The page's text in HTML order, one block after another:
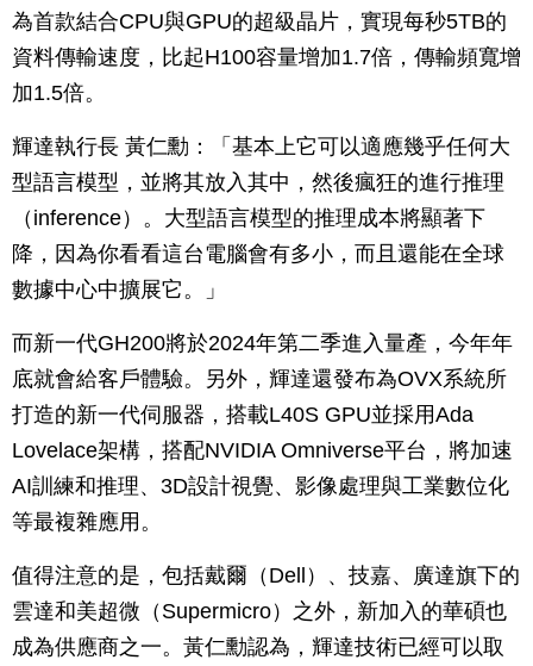
為首款結合CPU與GPU的超級晶片，實現每秒5TB的
資料傳輸速度，比起H100容量增加1.7倍，傳輸頻寬增
加1.5倍。
輝達執行長 黃仁勳：「基本上它可以適應幾乎任何大
型語言模型，並將其放入其中，然後瘋狂的進行推理
（inference）。大型語言模型的推理成本將顯著下
降，因為你看看這台電腦會有多小，而且還能在全球
數據中心中擴展它。」
而新一代GH200將於2024年第二季進入量產，今年年
底就會給客戶體驗。另外，輝達還發布為OVX系統所
打造的新一代伺服器，搭載L40S GPU並採用Ada
Lovelace架構，搭配NVIDIA Omniverse平台，將加速
AI訓練和推理、3D設計視覺、影像處理與工業數位化
等最複雜應用。
值得注意的是，包括戴爾（Dell）、技嘉、廣達旗下的
雲達和美超微（Supermicro）之外，新加入的華碩也
成為供應商之一。黃仁勳認為，輝達技術已經可以取